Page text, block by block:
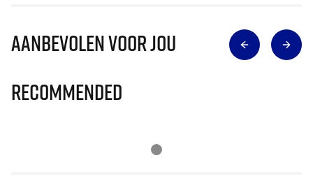
Aanbevolen voor jou
Recommended